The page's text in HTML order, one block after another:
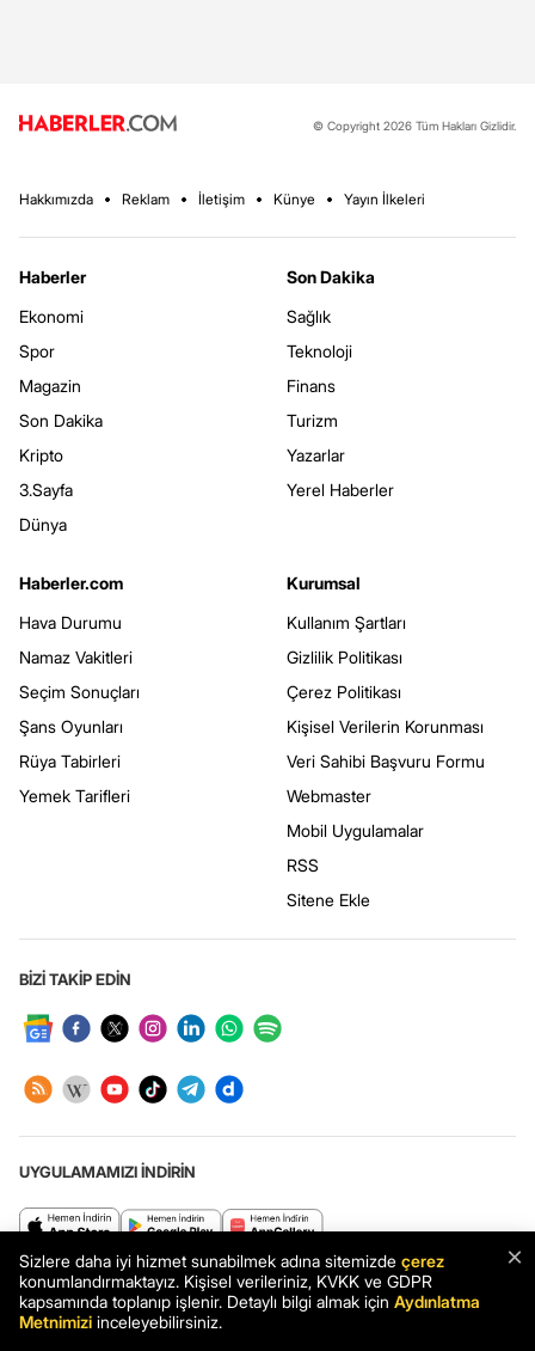
© Copyright 2026 Tüm Hakları Gizlidir.
Hakkımızda Reklam İletişim Künye Yayın İlkeleri
Haberler
Ekonomi
Spor
Magazin
Son Dakika
Kripto
3.Sayfa
Dünya
Son Dakika
Sağlık
Teknoloji
Finans
Turizm
Yazarlar
Yerel Haberler
Haberler.com
Hava Durumu
Namaz Vakitleri
Seçim Sonuçları
Şans Oyunları
Rüya Tabirleri
Yemek Tarifleri
Kurumsal
Kullanım Şartları
Gizlilik Politikası
Çerez Politikası
Kişisel Verilerin Korunması
Veri Sahibi Başvuru Formu
Webmaster
Mobil Uygulamalar
RSS
Sitene Ekle
BİZİ TAKİP EDİN
UYGULAMAMIZI İNDİRİN
Haberler.com: Türkiye’nin en kapsamlı haber sitesi. Son dakika haberleri
ve en güncel gelişmeler Haberler.com’da.
×
Sizlere daha iyi hizmet sunabilmek adına sitemizde çerez
konumlandırmaktayız. Kişisel verileriniz, KVKK ve GDPR
kapsamında toplanıp işlenir. Detaylı bilgi almak için Aydınlatma
Metnimizi inceleyebilirsiniz.